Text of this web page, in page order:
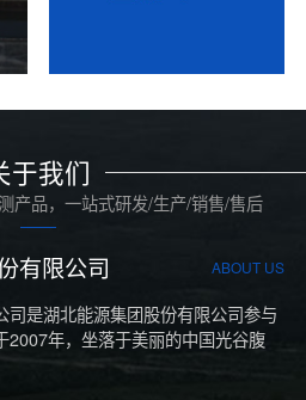
于我们
产品，一站式研发/生产/销售/售后
有限公司 ABOUT US
司是湖北能源集团股份有限公司参与
2007年，坐落于美丽的中国光谷腹